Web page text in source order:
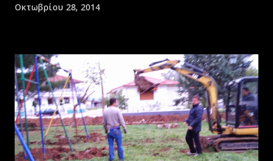
Οκτωβρίου 28, 2014